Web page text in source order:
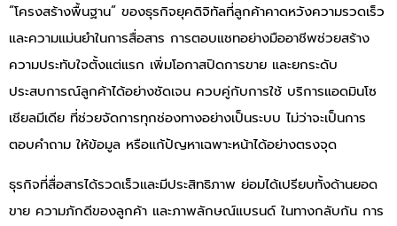
“โครงสร้างพื้นฐาน” ของธุรกิจยุคดิจิทัลที่ลูกค้าคาดหวังความรวดเร็ว
และความแม่นยำในการสื่อสาร การตอบแชทอย่างมืออาชีพช่วยสร้าง
ความประทับใจตั้งแต่แรก เพิ่มโอกาสปิดการขาย และยกระดับ
ประสบการณ์ลูกค้าได้อย่างชัดเจน ควบคู่กับการใช้ บริการแอดมินโซ
เชียลมีเดีย ที่ช่วยจัดการทุกช่องทางอย่างเป็นระบบ ไม่ว่าจะเป็นการ
ตอบคำถาม ให้ข้อมูล หรือแก้ปัญหาเฉพาะหน้าได้อย่างตรงจุด
ธุรกิจที่สื่อสารได้รวดเร็วและมีประสิทธิภาพ ย่อมได้เปรียบทั้งด้านยอด
ขาย ความภักดีของลูกค้า และภาพลักษณ์แบรนด์ ในทางกลับกัน การ